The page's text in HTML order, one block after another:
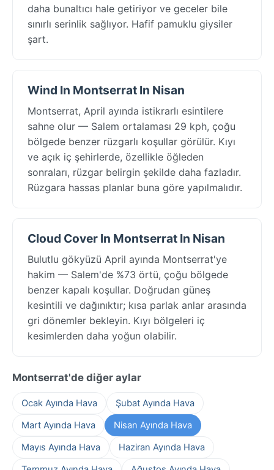
daha bunaltıcı hale getiriyor ve geceler bile
sınırlı serinlik sağlıyor. Hafif pamuklu giysiler
şart.
Wind In Montserrat In Nisan
Montserrat, April ayında istikrarlı esintilere
sahne olur — Salem ortalaması 29 kph, çoğu
bölgede benzer rüzgarlı koşullar görülür. Kıyı
ve açık iç şehirlerde, özellikle öğleden
sonraları, rüzgar belirgin şekilde daha fazladır.
Rüzgara hassas planlar buna göre yapılmalıdır.
Cloud Cover In Montserrat In Nisan
Bulutlu gökyüzü April ayında Montserrat'ye
hakim — Salem'de %73 örtü, çoğu bölgede
benzer kapalı koşullar. Doğrudan güneş
kesintili ve dağınıktır; kısa parlak anlar arasında
gri dönemler bekleyin. Kıyı bölgeleri iç
kesimlerden daha yoğun olabilir.
Montserrat'de diğer aylar
Ocak Ayında Hava
Şubat Ayında Hava
Mart Ayında Hava
Nisan Ayında Hava
Mayıs Ayında Hava
Haziran Ayında Hava